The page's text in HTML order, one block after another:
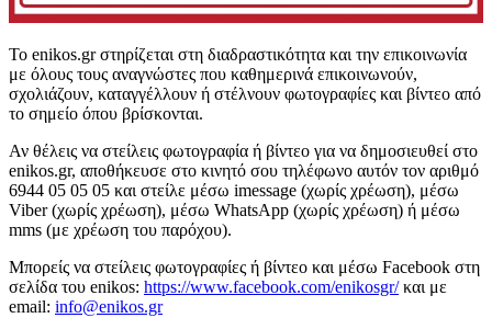
Το enikos.gr στηρίζεται στη διαδραστικότητα και την επικοινωνία
με όλους τους αναγνώστες που καθημερινά επικοινωνούν,
σχολιάζουν, καταγγέλλουν ή στέλνουν φωτογραφίες και βίντεο από
το σημείο όπου βρίσκονται.
Αν θέλεις να στείλεις φωτογραφία ή βίντεο για να δημοσιευθεί στο
enikos.gr, αποθήκευσε στο κινητό σου τηλέφωνο αυτόν τον αριθμό
6944 05 05 05 και στείλε μέσω imessage (χωρίς χρέωση), μέσω
Viber (χωρίς χρέωση), μέσω WhatsApp (χωρίς χρέωση) ή μέσω
mms (με χρέωση του παρόχου).
Μπορείς να στείλεις φωτογραφίες ή βίντεο και μέσω Facebook στη
σελίδα του enikos: https://www.facebook.com/enikosgr/και με
email: info@enikos.gr